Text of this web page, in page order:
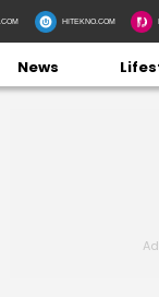
HITEKNO.COM
News